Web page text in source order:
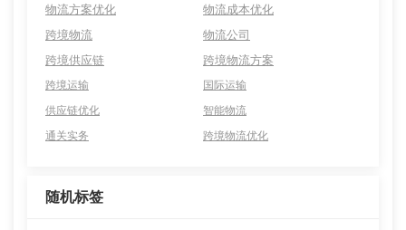
物流方案优化
物流成本优化
跨境物流
物流公司
跨境供应链
跨境物流方案
跨境运输
国际运输
供应链优化
智能物流
通关实务
跨境物流优化
随机标签